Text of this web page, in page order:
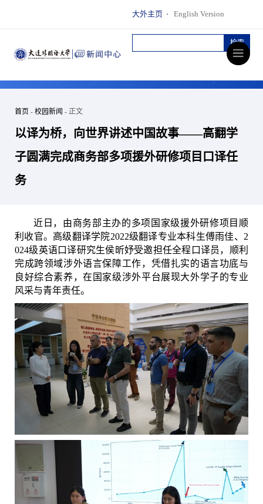
大外主页 · English Version
首页 - 校园新闻 - 正文
以译为桥，向世界讲述中国故事——高翻学
子圆满完成商务部多项援外研修项目口译任
务
近日，由商务部主办的多项国家级援外研修项目顺
利收官。高级翻译学院2022级翻译专业本科生傅雨佳、 2
024级英语口译研究生侯昕妤受邀担任全程口译员，顺利
完成跨领域涉外语言保障工作，凭借扎实的语言功底与
良好综合素养，在国家级涉外平台展现大外学子的专业
风采与青年责任。